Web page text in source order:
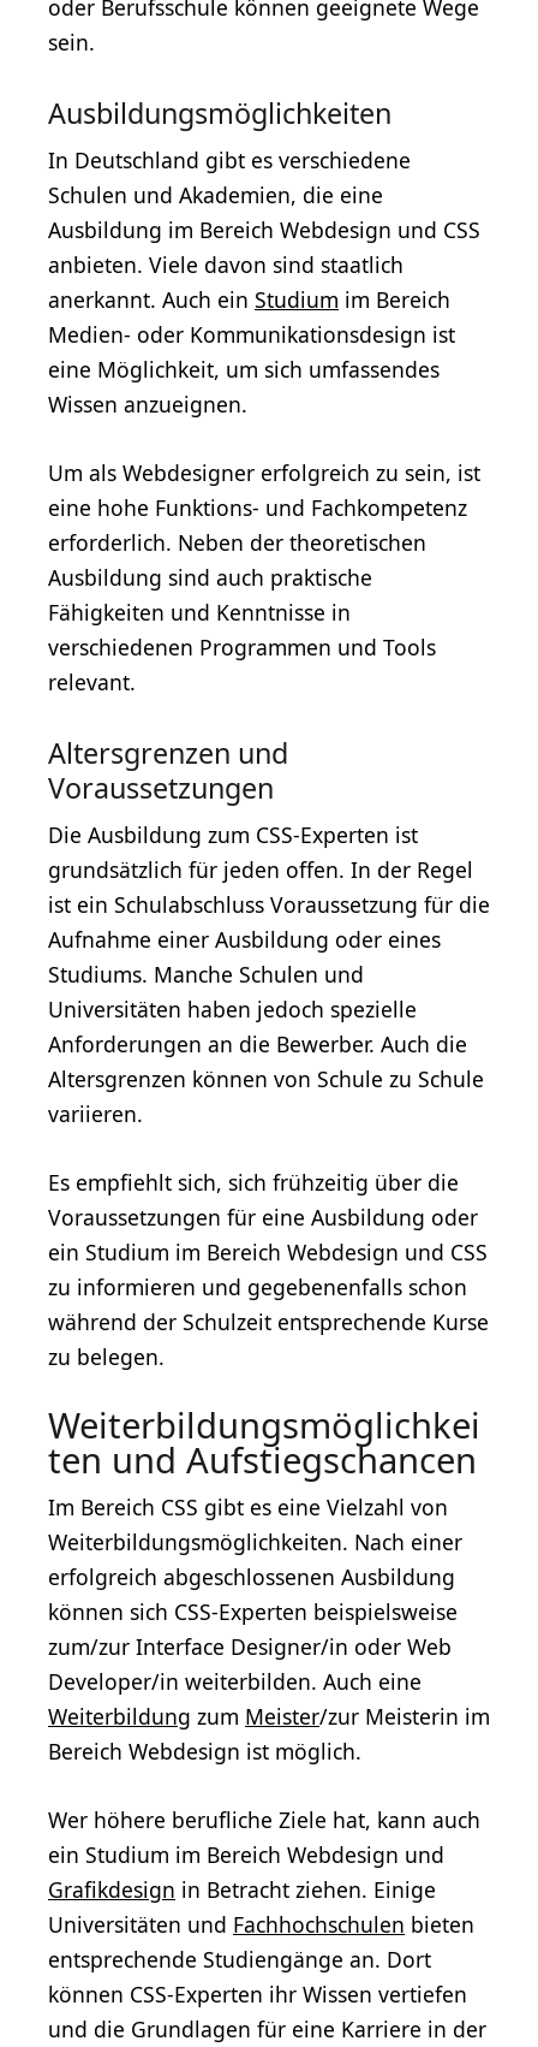
oder Berufsschule können geeignete Wege
sein.
Ausbildungsmöglichkeiten
In Deutschland gibt es verschiedene
Schulen und Akademien, die eine
Ausbildung im Bereich Webdesign und CSS
anbieten. Viele davon sind staatlich
anerkannt. Auch ein Studium im Bereich
Medien- oder Kommunikationsdesign ist
eine Möglichkeit, um sich umfassendes
Wissen anzueignen.
Um als Webdesigner erfolgreich zu sein, ist
eine hohe Funktions- und Fachkompetenz
erforderlich. Neben der theoretischen
Ausbildung sind auch praktische
Fähigkeiten und Kenntnisse in
verschiedenen Programmen und Tools
relevant.
Altersgrenzen und
Voraussetzungen
Die Ausbildung zum CSS-Experten ist
grundsätzlich für jeden offen. In der Regel
ist ein Schulabschluss Voraussetzung für die
Aufnahme einer Ausbildung oder eines
Studiums. Manche Schulen und
Universitäten haben jedoch spezielle
Anforderungen an die Bewerber. Auch die
Altersgrenzen können von Schule zu Schule
variieren.
Es empfiehlt sich, sich frühzeitig über die
Voraussetzungen für eine Ausbildung oder
ein Studium im Bereich Webdesign und CSS
zu informieren und gegebenenfalls schon
während der Schulzeit entsprechende Kurse
zu belegen.
Weiterbildungsmöglichkei
ten und Aufstiegschancen
Im Bereich CSS gibt es eine Vielzahl von
Weiterbildungsmöglichkeiten. Nach einer
erfolgreich abgeschlossenen Ausbildung
können sich CSS-Experten beispielsweise
zum/zur Interface Designer/in oder Web
Developer/in weiterbilden. Auch eine
Weiterbildung zum Meister/zur Meisterin im
Bereich Webdesign ist möglich.
Wer höhere berufliche Ziele hat, kann auch
ein Studium im Bereich Webdesign und
Grafikdesign in Betracht ziehen. Einige
Universitäten und Fachhochschulen bieten
entsprechende Studiengänge an. Dort
können CSS-Experten ihr Wissen vertiefen
und die Grundlagen für eine Karriere in der